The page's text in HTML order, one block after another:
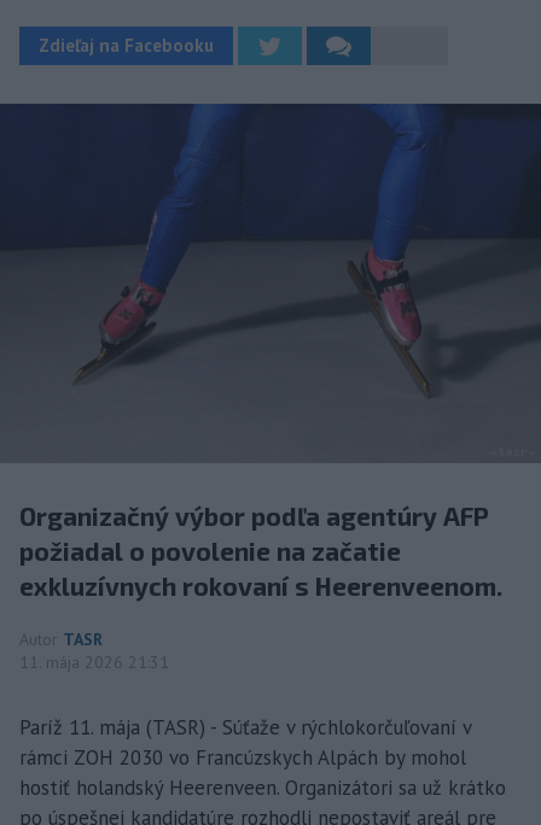
Zdieľaj na Facebooku
Organizačný výbor podľa agentúry AFP
požiadal o povolenie na začatie
exkluzívnych rokovaní s Heerenveenom.
Autor TASR
11. mája 2026 21:31
Paríž 11. mája (TASR) - Súťaže v rýchlokorčuľovaní v
rámci ZOH 2030 vo Francúzskych Alpách by mohol
hostiť holandský Heerenveen. Organizátori sa už krátko
po úspešnej kandidatúre rozhodli nepostaviť areál pre